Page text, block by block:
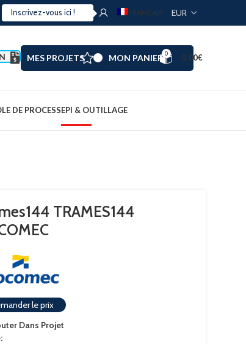
FRANÇAIS
MES PROJETS MON PANIER 0 0.00€
DE PROCESSEPI & OUTILLAGE
TRAMES144
le prix
Dans Projet